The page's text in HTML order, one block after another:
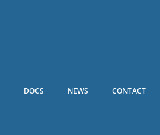
DOCS NEWS CONTACT